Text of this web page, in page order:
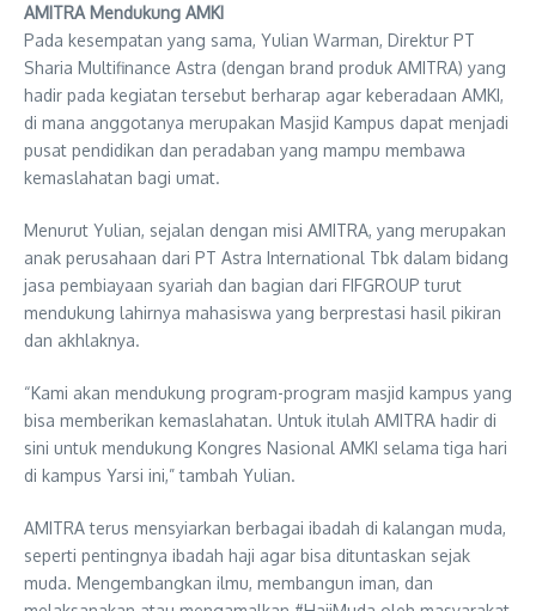
AMITRA Mendukung AMKI
Pada kesempatan yang sama, Yulian Warman, Direktur PT
Sharia Multifinance Astra (dengan brand produk AMITRA) yang
hadir pada kegiatan tersebut berharap agar keberadaan AMKI,
di mana anggotanya merupakan Masjid Kampus dapat menjadi
pusat pendidikan dan peradaban yang mampu membawa
kemaslahatan bagi umat.
Menurut Yulian, sejalan dengan misi AMITRA, yang merupakan
anak perusahaan dari PT Astra International Tbk dalam bidang
jasa pembiayaan syariah dan bagian dari FIFGROUP turut
mendukung lahirnya mahasiswa yang berprestasi hasil pikiran
dan akhlaknya.
“Kami akan mendukung program-program masjid kampus yang
bisa memberikan kemaslahatan. Untuk itulah AMITRA hadir di
sini untuk mendukung Kongres Nasional AMKI selama tiga hari
di kampus Yarsi ini,” tambah Yulian.
AMITRA terus mensyiarkan berbagai ibadah di kalangan muda,
seperti pentingnya ibadah haji agar bisa dituntaskan sejak
muda. Mengembangkan ilmu, membangun iman, dan